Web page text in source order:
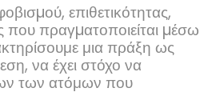
επιθετικότητας,
που πραγµατοποιείται µέσω
μια πράξη ως
να έχει στόχο να
των ατόμων που